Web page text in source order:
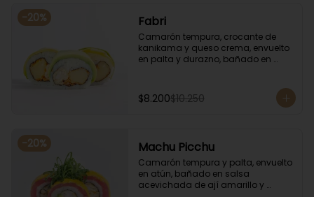
-20% Fabri
Camarón tempura, crocante de
kanikama y queso crema, envuelto
en palta y durazno, bañado en
$8.200$10.250
-20% Machu Picchu
Camarón tempura y palta, envuelto
en atún, bañado en salsa
acevichada de ají amarillo y